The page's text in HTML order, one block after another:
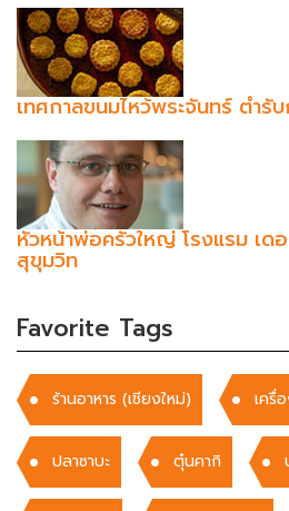
เทศกาลขนมไหว้พระจันทร์ ตำรั
หัวหน้าพ่อครัวใหญ่ โรงแรม เด
สุขุมวิท
Favorite Tags
ร้านอาหาร (เชียงใหม่) เครื่
ปลาซาบะ ตุ๋นคากิ